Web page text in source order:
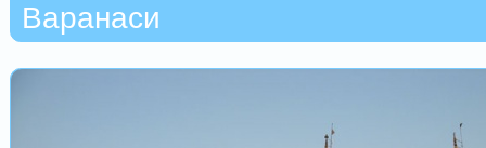
Варанаси